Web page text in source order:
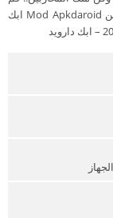
بتحميل لعبة تحميل لعبة King of Warriors الآن مجاناً من Mod Apkdaroid ابك